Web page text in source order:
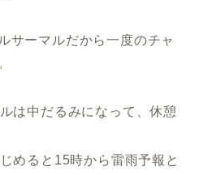
サーマルだから一度のチャ
は中だるみになって、休憩
めると15時から雷雨予報と